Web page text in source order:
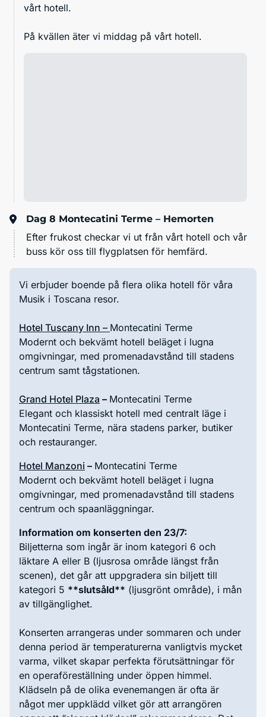
vårt hotell.
På kvällen äter vi middag på vårt hotell.
Dag 8 Montecatini Terme – Hemorten
Efter frukost checkar vi ut från vårt hotell och vår
buss kör oss till flygplatsen för hemfärd.
Vi erbjuder boende på flera olika hotell för våra
Musik i Toscana resor.
Hotel Tuscany Inn – Montecatini Terme
Modernt och bekvämt hotell beläget i lugna
omgivningar, med promenadavstånd till stadens
centrum samt tågstationen.
Grand Hotel Plaza – Montecatini Terme
Elegant och klassiskt hotell med centralt läge i
Montecatini Terme, nära stadens parker, butiker
och restauranger.
Hotel Manzoni – Montecatini Terme
Modernt och bekvämt hotell beläget i lugna
omgivningar, med promenadavstånd till stadens
centrum och spaanläggningar.
Information om konserten den 23/7:
Biljetterna som ingår är inom kategori 6 och
läktare A eller B (ljusrosa område längst från
scenen), det går att uppgradera sin biljett till
kategori 5 **slutsåld** (ljusgrönt område), i mån
av tillgänglighet.
Konserten arrangeras under sommaren och under
denna period är temperaturerna vanligtvis mycket
varma, vilket skapar perfekta förutsättningar för
en operaföreställning under öppen himmel.
Klädseln på de olika evenemangen är ofta är
något mer uppklädd vilket gör att arrangören